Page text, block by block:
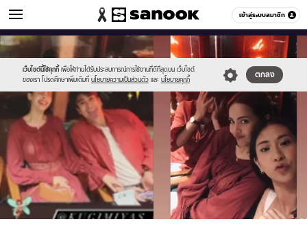
เข้าสู่ระบบสมาชิก
ข่าวบันเทิง หมวดอื่นๆ
เว็บไซต์นี้ใช้คุกกี้ เพื่อให้ท่านได้รับประสบการณ์การใช้งานที่ดีที่สุดบน เว็บไซต์
ของเรา โปรดศึกษาเพิ่มเติมที่ นโยบายความเป็นส่วนตัว และ นโยบายคุกกี้
ตกลง
Sanook
//s.isanook.com/sr/0/images/logo-
new-
sanook.png
600
60
//s.isanook.com/ns/0/ud/1652/8263379/page.jpg